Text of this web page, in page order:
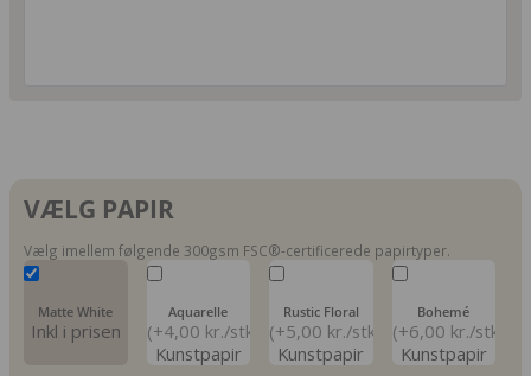
VÆLG PAPIR
Vælg imellem følgende 300gsm FSC®-certificerede papirtyper.
Matte White
Inkl i prisen
Aquarelle
(+4,00 kr./stk)
Kunstpapir
Rustic Floral
(+5,00 kr./stk)
Kunstpapir
Bohemé
(+6,00 kr./stk)
Kunstpapir